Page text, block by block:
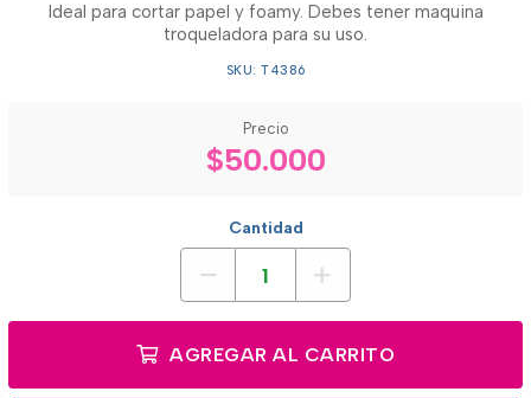
Ideal para cortar papel y foamy. Debes tener maquina
troqueladora para su uso.
SKU: T4386
Precio
$50.000
Cantidad
AGREGAR AL CARRITO